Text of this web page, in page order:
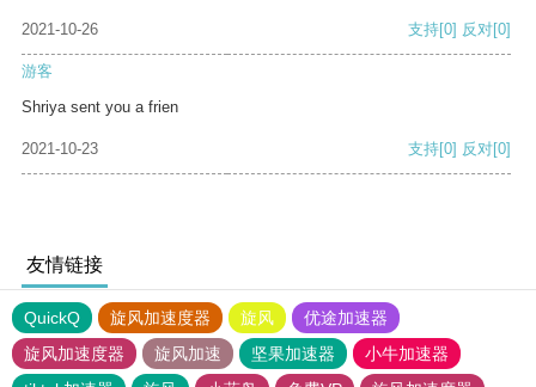
2021-10-26 支持[0] 反对[0]
游客
Shriya sent you a frien
2021-10-23 支持[0] 反对[0]
友情链接
QuickQ 旋风加速度器 旋风
优途加速器
旋风加速度器
旋风加速 坚果加速器
小牛加速器